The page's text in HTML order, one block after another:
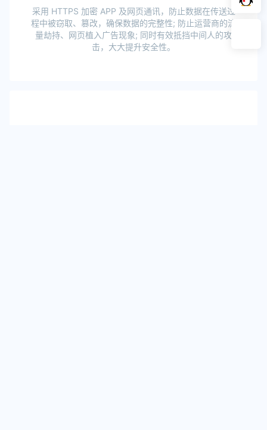
采用 HTTPS 加密 APP 及网页通讯，防止数据在传送过
程中被窃取、篡改，确保数据的完整性; 防止运营商的流
量劫持、网页植入广告现象; 同时有效抵挡中间人的攻
击，大大提升安全性。